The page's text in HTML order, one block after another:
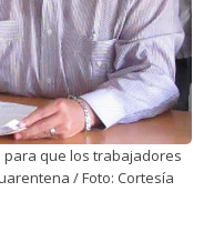
que los trabajadores
/ Foto: Cortesía